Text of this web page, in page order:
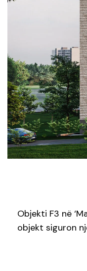
Objekti F3 në
objekt siguron